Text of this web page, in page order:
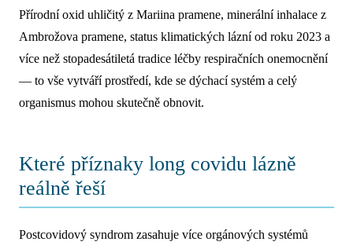
Přírodní oxid uhličitý z Mariina pramene, minerální inhalace z
Ambrožova pramene, status klimatických lázní od roku 2023 a
více než stopadesátiletá tradice léčby respiračních onemocnění
— to vše vytváří prostředí, kde se dýchací systém a celý
organismus mohou skutečně obnovit.
Které příznaky long covidu lázně
reálně řeší
Postcovidový syndrom zasahuje více orgánových systémů